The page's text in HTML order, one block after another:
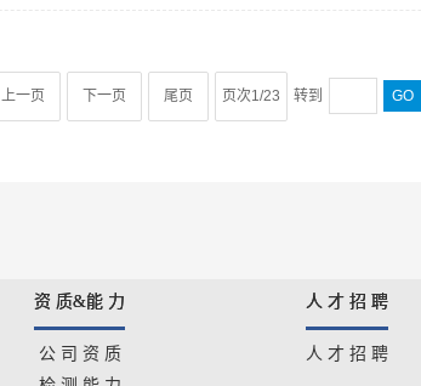
上一页 下一页 尾页 页次1/23 转到 GO
资 质&能 力
公 司 资 质
人 才 招 聘
人 才 招 聘